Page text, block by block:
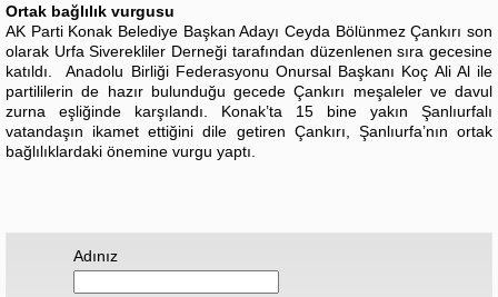
Ortak bağlılık vurgusu
AK Parti Konak Belediye Başkan Adayı Ceyda Bölünmez Çankırı son
olarak Urfa Siverekliler Derneği tarafından düzenlenen sıra gecesine
katıldı. Anadolu Birliği Federasyonu Onursal Başkanı Koç Ali Al ile
partililerin de hazır bulunduğu gecede Çankırı meşaleler ve davul
zurna eşliğinde karşılandı. Konak’ta 15 bine yakın Şanlıurfalı
vatandaşın ikamet ettiğini dile getiren Çankırı, Şanlıurfa’nın ortak
bağlılıklardaki önemine vurgu yaptı.
Adınız